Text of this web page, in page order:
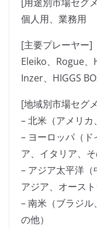
個人用、業務用
[主要プレーヤー]
Eleiko、Rogue
Inzer、HIGGS
[地域別市場セグ
– 北米（アメリカ
– ヨーロッパ（
ア、イタリア、そ
– アジア太平洋
アジア、オースト
– 南米（ブラジ
の他）